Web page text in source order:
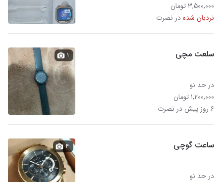
۳,۵۰۰,۰۰۰ تومان
نردبان شدهدر نصرت
سلعت مچی
در حد نو
۱,۲۰۰,۰۰۰ تومان
۶ روز پیش در نصرت
۱
ساعت گوچی
در حد نو
۴